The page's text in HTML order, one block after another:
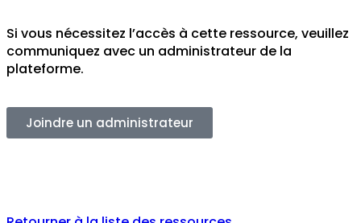
Si vous nécessitez l’accès à cette ressource, veuillez
communiquez avec un administrateur de la
plateforme.
Joindre un administrateur